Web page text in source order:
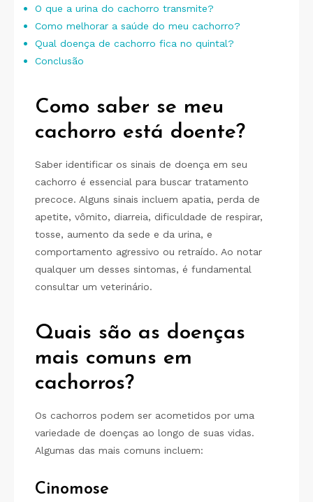
O que a urina do cachorro transmite?
Como melhorar a saúde do meu cachorro?
Qual doença de cachorro fica no quintal?
Conclusão
Como saber se meu
cachorro está doente?
Saber identificar os sinais de doença em seu
cachorro é essencial para buscar tratamento
precoce. Alguns sinais incluem apatia, perda de
apetite, vômito, diarreia, dificuldade de respirar,
tosse, aumento da sede e da urina, e
comportamento agressivo ou retraído. Ao notar
qualquer um desses sintomas, é fundamental
consultar um veterinário.
Quais são as doenças
mais comuns em
cachorros?
Os cachorros podem ser acometidos por uma
variedade de doenças ao longo de suas vidas.
Algumas das mais comuns incluem:
Cinomose